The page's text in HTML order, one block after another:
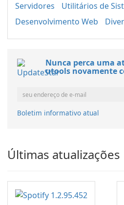
Servidores
Utilitários de
Desenvolvimento Web
Nunca perca uma
utools novamente
Boletim informativo atual
Últimas atualizações